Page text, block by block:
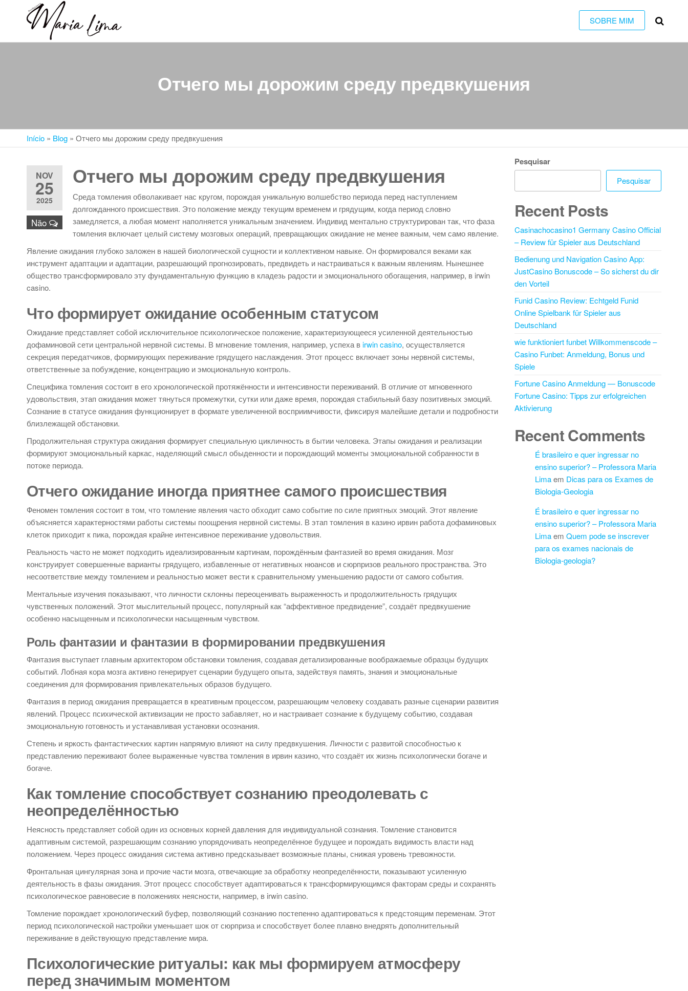
content
Maria Lima
SOBRE MIM
Отчего мы дорожим среду предвкушения
Início » Blog » Отчего мы дорожим среду предвкушения
NOV
25
2025
Não
Отчего мы дорожим среду предвкушения
Среда томления обволакивает нас кругом, порождая уникальную волшебство периода перед наступлением
долгожданного происшествия. Это положение между текущим временем и грядущим, когда период словно
замедляется, а любая момент наполняется уникальным значением. Индивид ментально структурирован так, что фаза
томления включает целый систему мозговых операций, превращающих ожидание не менее важным, чем само явление.
Явление ожидания глубоко заложен в нашей биологической сущности и коллективном навыке. Он формировался веками как
инструмент адаптации и адаптации, разрешающий прогнозировать, предвидеть и настраиваться к важным явлениям. Нынешнее
общество трансформировало эту фундаментальную функцию в кладезь радости и эмоционального обогащения, например, в irwin
casino.
Что формирует ожидание особенным статусом
Ожидание представляет собой исключительное психологическое положение, характеризующееся усиленной деятельностью
дофаминовой сети центральной нервной системы. В мгновение томления, например, успеха вirwin casino, осуществляется
секреция передатчиков, формирующих переживание грядущего наслаждения. Этот процесс включает зоны нервной системы,
ответственные за побуждение, концентрацию и эмоциональную контроль.
Специфика томления состоит в его хронологической протяжённости и интенсивности переживаний. В отличие от мгновенного
удовольствия, этап ожидания может тянуться промежутки, сутки или даже время, порождая стабильный базу позитивных эмоций.
Сознание в статусе ожидания функционирует в формате увеличенной восприимчивости, фиксируя малейшие детали и подробности
близлежащей обстановки.
Продолжительная структура ожидания формирует специальную цикличность в бытии человека. Этапы ожидания и реализации
формируют эмоциональный каркас, наделяющий смысл обыденности и порождающий моменты эмоциональной собранности в
потоке периода.
Отчего ожидание иногда приятнее самого происшествия
Феномен томления состоит в том, что томление явления часто обходит само событие по силе приятных эмоций. Этот явление
объясняется характерностями работы системы поощрения нервной системы. В этап томления в казино ирвин работа дофаминовых
клеток приходит к пика, порождая крайне интенсивное переживание удовольствия.
Реальность часто не может подходить идеализированным картинам, порождённым фантазией во время ожидания. Мозг
конструирует совершенные варианты грядущего, избавленные от негативных нюансов и сюрпризов реального пространства. Это
несоответствие между томлением и реальностью может вести к сравнительному уменьшению радости от самого события.
Ментальные изучения показывают, что личности склонны переоценивать выраженность и продолжительность грядущих
чувственных положений. Этот мыслительный процесс, популярный как “аффективное предвидение”, создаёт предвкушение
особенно насыщенным и психологически насыщенным чувством.
Роль фантазии и фантазии в формировании предвкушения
Фантазия выступает главным архитектором обстановки томления, создавая детализированные воображаемые образцы будущих
событий. Лобная кора мозга активно генерирует сценарии будущего опыта, задействуя память, знания и эмоциональные
соединения для формирования привлекательных образов будущего.
Фантазия в период ожидания превращается в креативным процессом, разрешающим человеку создавать разные сценарии развития
явлений. Процесс психической активизации не просто забавляет, но и настраивает сознание к будущему событию, создавая
эмоциональную готовность и устанавливая установки осознания.
Степень и яркость фантастических картин напрямую влияют на силу предвкушения. Личности с развитой способностью к
представлению переживают более выраженные чувства томления в ирвин казино, что создаёт их жизнь психологически богаче и
богаче.
Как томление способствует сознанию преодолевать с
неопределённостью
Неясность представляет собой один из основных корней давления для индивидуальной сознания. Томление становится
адаптивным системой, разрешающим сознанию упорядочивать неопределённое будущее и порождать видимость власти над
положением. Через процесс ожидания система активно предсказывает возможные планы, снижая уровень тревожности.
Фронтальная цингулярная зона и прочие части мозга, отвечающие за обработку неопределённости, показывают усиленную
деятельность в фазы ожидания. Этот процесс способствует адаптироваться к трансформирующимся факторам среды и сохранять
психологическое равновесие в положениях неясности, например, в irwin casino.
Томление порождает хронологический буфер, позволяющий сознанию постепенно адаптироваться к предстоящим переменам. Этот
период психологической настройки уменьшает шок от сюрприза и способствует более плавно внедрять дополнительный
переживание в действующую представление мира.
Психологические ритуалы: как мы формируем атмосферу
перед значимым моментом
Pesquisar
Pesquisar
Recent Posts
Casinachocasino1 Germany Casino Official
– Review für Spieler aus Deutschland
Bedienung und Navigation Casino App:
JustCasino Bonuscode – So sicherst du dir
den Vorteil
Funid Casino Review: Echtgeld Funid
Online Spielbank für Spieler aus
Deutschland
wie funktioniert funbet Willkommenscode –
Casino Funbet: Anmeldung, Bonus und
Spiele
Fortune Casino Anmeldung — Bonuscode
Fortune Casino: Tipps zur erfolgreichen
Aktivierung
Recent Comments
É brasileiro e quer ingressar no
ensino superior? – Professora Maria
Limaem Dicas para os Exames de
Biologia-Geologia
É brasileiro e quer ingressar no
ensino superior? – Professora Maria
Limaem Quem pode se inscrever
para os exames nacionais de
Biologia-geologia?